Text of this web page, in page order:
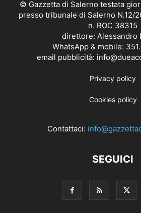
© Gazzetta di Salerno testata
presso tribunale di Salerno N.12/
n. ROC 38315
direttore: Alessandro
WhatsApp & mobile:
email pubblicità:
Privacy policy
Cookies policy
Contattaci:
SEGUICI